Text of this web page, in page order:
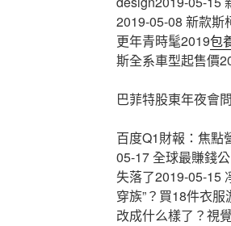
2019-05-08 新款斯
更年青時髦2019包
斯全系車型起售價
巴菲特股東年夜會
百度Q1財報：焦點
05-17 全球最賺錢
失落了2019-05-15
穿族”？買18件衣
改成什么樣了？視